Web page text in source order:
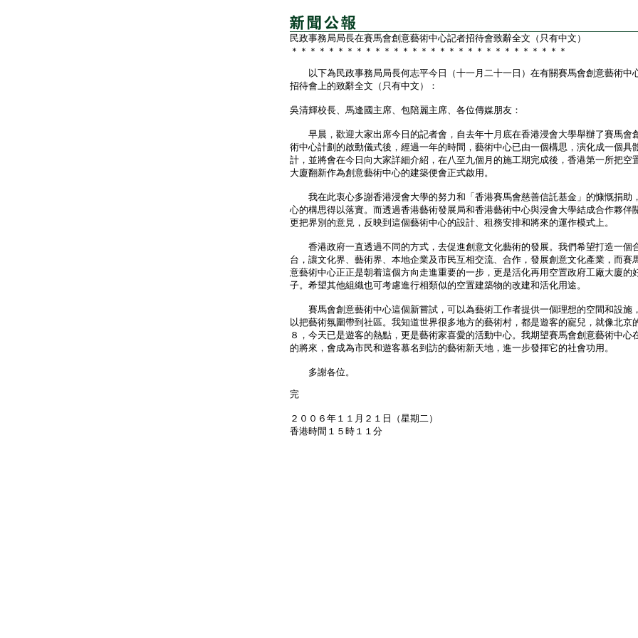
民政事務局局長在賽馬會創意藝術中心記者招待會致辭全文（只有中文）
＊＊＊＊＊＊＊＊＊＊＊＊＊＊＊＊＊＊＊＊＊＊＊＊＊＊＊＊＊＊
以下為民政事務局局長何志平今日（十一月二十一日）在有關賽馬會創意藝術中
招待會上的致辭全文（只有中文）：
吳清輝校長、馬逢國主席、包陪麗主席、各位傳媒朋友：
早晨，歡迎大家出席今日的記者會，自去年十月底在香港浸會大學舉辦了賽馬會
術中心計劃的啟動儀式後，經過一年的時間，藝術中心已由一個構思，演化成一個具
計，並將會在今日向大家詳細介紹，在八至九個月的施工期完成後，香港第一所把空
大廈翻新作為創意藝術中心的建築便會正式啟用。
我在此衷心多謝香港浸會大學的努力和「香港賽馬會慈善信託基金」的慷慨捐助
心的構思得以落實。而透過香港藝術發展局和香港藝術中心與浸會大學結成合作夥伴
更把界別的意見，反映到這個藝術中心的設計、租務安排和將來的運作模式上。
香港政府一直透過不同的方式，去促進創意文化藝術的發展。我們希望打造一個
台，讓文化界、藝術界、本地企業及市民互相交流、合作，發展創意文化產業，而賽
意藝術中心正正是朝着這個方向走進重要的一步，更是活化再用空置政府工廠大廈的
子。希望其他組織也可考慮進行相類似的空置建築物的改建和活化用途。
賽馬會創意藝術中心這個新嘗試，可以為藝術工作者提供一個理想的空間和設施
以把藝術氛圍帶到社區。我知道世界很多地方的藝術村，都是遊客的寵兒，就像北京
８，今天已是遊客的熱點，更是藝術家喜愛的活動中心。我期望賽馬會創意藝術中心
的將來，會成為市民和遊客慕名到訪的藝術新天地，進一步發揮它的社會功用。
多謝各位。
完
２００６年１１月２１日（星期二）
香港時間１５時１１分